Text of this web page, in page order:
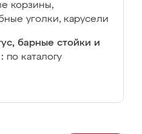
корзины,
уголки, карусели
барные стойки и
по каталогу